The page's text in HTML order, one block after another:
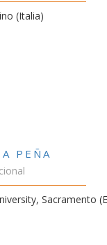
(Italia)
PEÑA
Sacramento